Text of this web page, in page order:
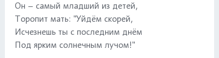
Он – самый младший из детей,
Торопит мать: "Уйдём скорей,
Исчезнешь ты с последним днём
Под ярким солнечным лучом!"